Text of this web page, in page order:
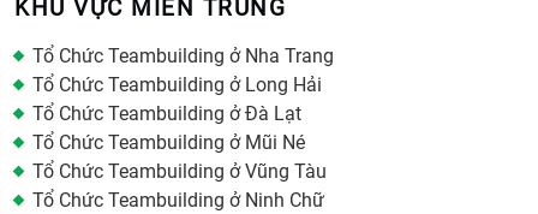
KHU VỰC MIỀN TRUNG
Tổ Chức Teambuilding ở Nha Trang
Tổ Chức Teambuilding ở Long Hải
Tổ Chức Teambuilding ở Đà Lạt
Tổ Chức Teambuilding ở Mũi Né
Tổ Chức Teambuilding ở Vũng Tàu
Tổ Chức Teambuilding ở Ninh Chữ